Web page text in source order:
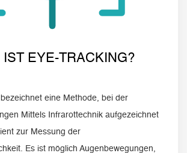
IST EYE-TRACKING?
bezeichnet eine Methode, bei der
Mittels Infrarottechnik aufgezeichnet
zur Messung der
Es ist möglich Augenbewegungen,